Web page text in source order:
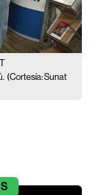
(Cortesía: Sunat